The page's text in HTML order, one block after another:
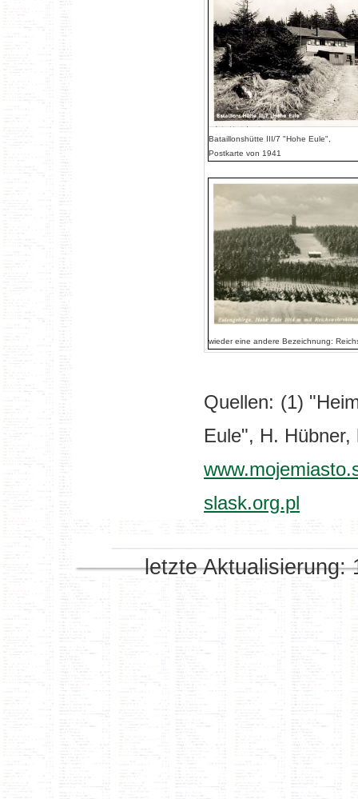
Bataillonshütte III/7 "Hohe Eule",
Postkarte von 1941
wieder eine andere Bezeichnung:
Quellen: (1)
Eule", H.
slask.org.pl
letzte Aktualisierung: